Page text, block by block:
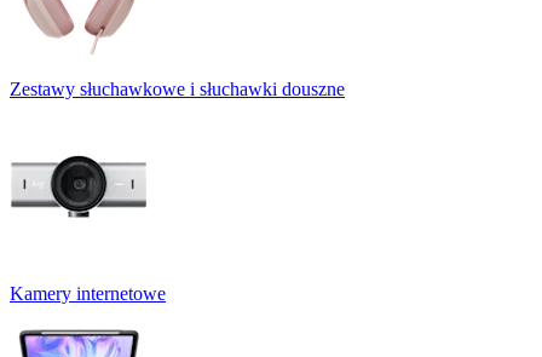
Zestawy słuchawkowe i słuchawki douszne
Kamery internetowe